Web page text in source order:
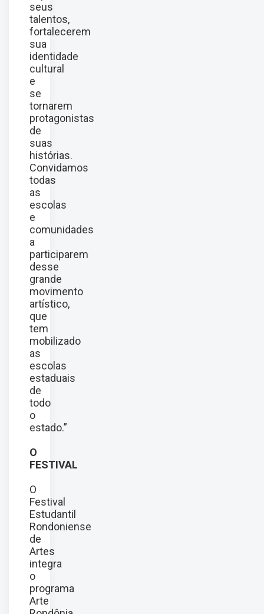
seus
talentos,
fortalecerem
sua
identidade
cultural
e
se
tornarem
protagonistas
de
suas
histórias.
Convidamos
todas
as
escolas
e
comunidades
a
participarem
desse
grande
movimento
artístico,
que
tem
mobilizado
as
escolas
estaduais
de
todo
o
estado.”
O
FESTIVAL
O
Festival
Estudantil
Rondoniense
de
Artes
integra
o
programa
Arte